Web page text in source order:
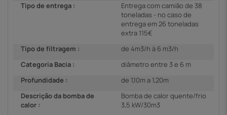
Tipo de entrega :
Entrega com camião de 38
toneladas - no caso de
entrega em 26 toneladas
extra 115€
Tipo de filtragem :
de 4m3/h à 6 m3/h
Categoria Bacia :
diâmetro entre 3 e 6 m
Profundidade :
de 1,10m a 1,20m
Descrição da bomba de
calor :
Bomba de calor quente/frio
3,5 kW/30m3